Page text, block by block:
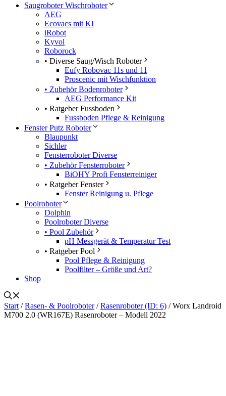
Saugroboter Wischroboter
AEG
Ecovacs mit KI
iRobot
Kyvol
Roborock
• Diverse Saug/Wisch Roboter
Eufy Robovac 11s und 11
Proscenic mit Wischfunktion
• Zubehör Bodenroboter
AEG Performance Kit
• Ratgeber Fussboden
Fussboden Pflege & Reinigung
Fenster Putz Roboter
Blaupunkt
Sichler
Fensterroboter Diverse
• Zubehör Fensterroboter
BiOHY Profi Fensterreiniger
• Ratgeber Fenster
Fenster Reinigung u. Pflege
Poolroboter
Dolphin
Poolroboter Diverse
• Pool Zubehör
pH Messgerät & Temperatur Test
• Ratgeber Pool
Pool Pflege & Reinigung
Poolfilter – Größe und Art?
Shop
Start /Rasen- & Poolroboter/Rasenroboter (ID: 6) / Worx Landroid
M700 2.0 (WR167E) Rasenroboter – Modell 2022